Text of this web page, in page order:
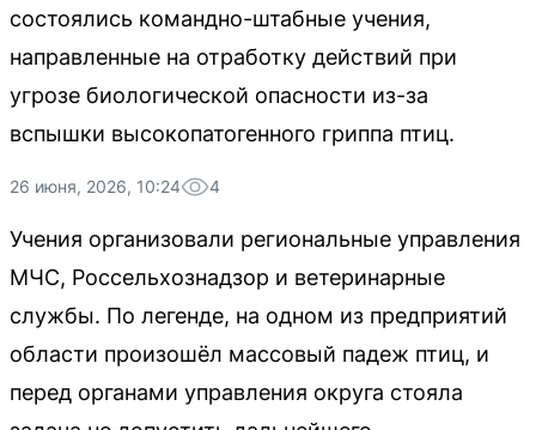
состоялись командно-штабные учения,
направленные на отработку действий при
угрозе биологической опасности из-за
вспышки высокопатогенного гриппа птиц.
26 июня, 2026, 10:24 4
Учения организовали региональные управления
МЧС, Россельхознадзор и ветеринарные
службы. По легенде, на одном из предприятий
области произошёл массовый падеж птиц, и
перед органами управления округа стояла